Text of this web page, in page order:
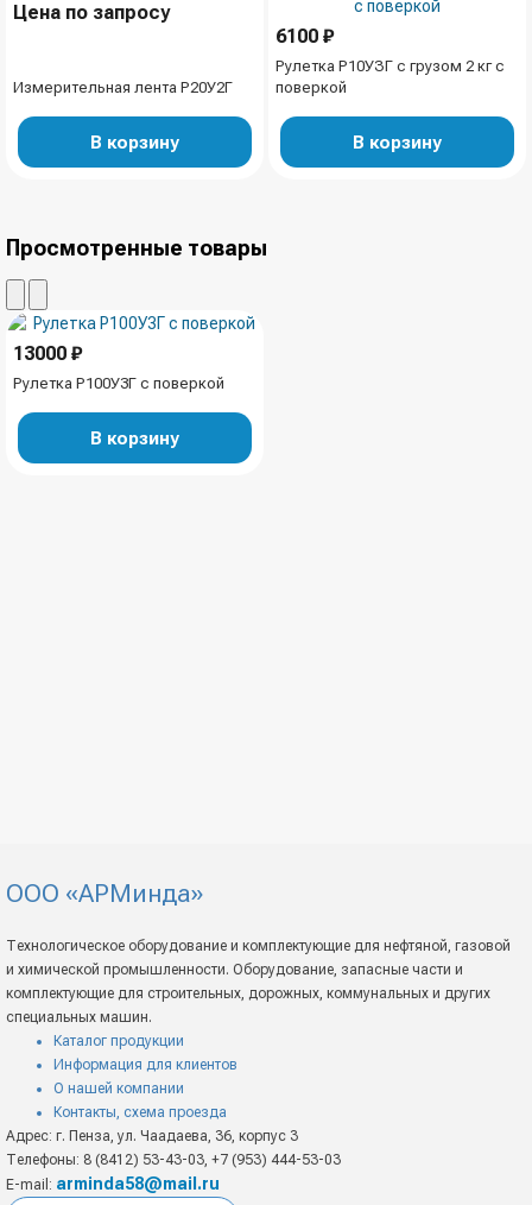
Цена по запросу
Измерительная лента Р20У2Г
В корзину
6100 ₽
Рулетка Р10УЗГ с грузом 2 кг с
поверкой
В корзину
Просмотренные товары
13000 ₽
Рулетка Р100У3Г с поверкой
В корзину
ООО «АРМинда»
Технологическое оборудование и комплектующие для нефтяной, газовой
и химической промышленности. Оборудование, запасные части и
комплектующие для строительных, дорожных, коммунальных и других
специальных машин.
Каталог продукции
Информация для клиентов
О нашей компании
Контакты, схема проезда
Адрес: г. Пенза, ул. Чаадаева, 36, корпус 3
Телефоны: 8 (8412) 53-43-03, +7 (953) 444-53-03
E-mail: arminda58@mail.ru